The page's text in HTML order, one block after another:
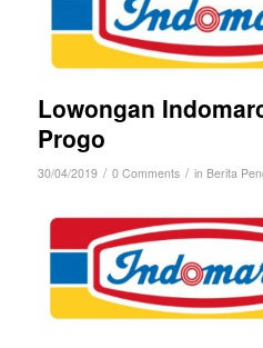
Lowongan
Progo
30/04/2019 / 0 Comments / in Berita